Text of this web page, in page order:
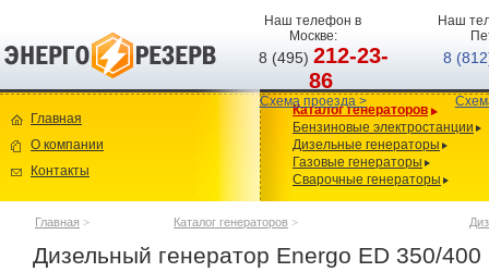
Наш телефон в
Москве:
8 (495)212-23-
86
Схема проезда >
Наш
8
Главная
О компании
Контакты
Каталог генераторов
Бензиновые электростанции
Дизельные генераторы
Газовые генераторы
Сварочные генераторы
Главная > Каталог генераторов >
Дизельный генератор Energo ED 350/400